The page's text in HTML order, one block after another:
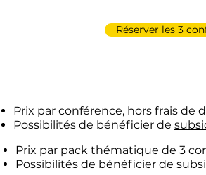
Réserver les 3
Prix par conférence, hors frais
Possibilités de bénéficier de
Prix par pack thématique de 3
Possibilités de bénéficier de